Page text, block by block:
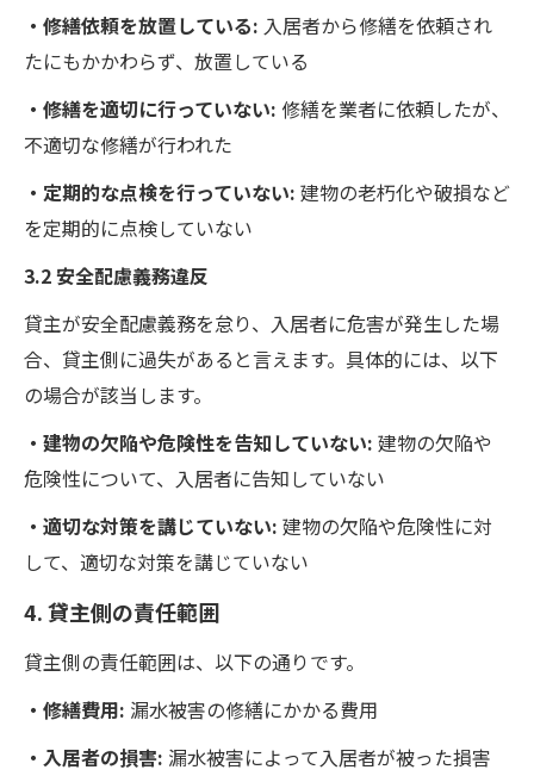
・修繕依頼を放置している: 入居者から修繕を依頼され
たにもかかわらず、放置している
・修繕を適切に行っていない: 修繕を業者に依頼したが、
不適切な修繕が行われた
・定期的な点検を行っていない: 建物の老朽化や破損など
を定期的に点検していない
3.2 安全配慮義務違反
貸主が安全配慮義務を怠り、入居者に危害が発生した場
合、貸主側に過失があると言えます。具体的には、以下
の場合が該当します。
・建物の欠陥や危険性を告知していない: 建物の欠陥や
危険性について、入居者に告知していない
・適切な対策を講じていない: 建物の欠陥や危険性に対
して、適切な対策を講じていない
4. 貸主側の責任範囲
貸主側の責任範囲は、以下の通りです。
・修繕費用: 漏水被害の修繕にかかる費用
・入居者の損害: 漏水被害によって入居者が被った損害